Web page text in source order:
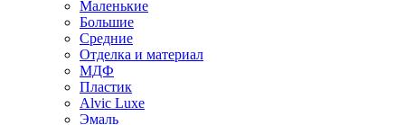
Маленькие
Большие
Средние
Отделка и материал
МДФ
Пластик
Alvic Luxe
Эмаль